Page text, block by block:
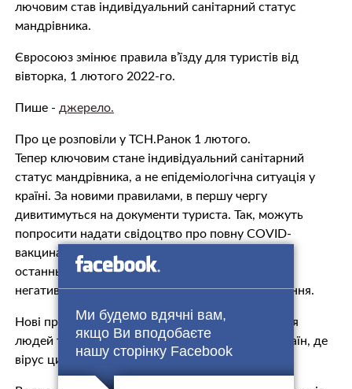
Ми будемо вдячні вам,
якщо Ви вподобаєте
нашу сторінку Facebook
лючовим став індивідуальний санітарний статус
мандрівника.
Євросоюз змінює правила в’їзду для туристів від
вівторка, 1 лютого 2022-го.
Пише - джерело.
Про це розповіли у ТСН.Ранок 1 лютого.
Тепер ключовим стане індивідуальний санітарний
статус мандрівника, а не епідеміологічна ситуація у
країні. За новими правилами, в першу чергу
дивитимуться на документи туриста. Так, можуть
попросити надати свідоцтво про повну COVID-
вакцинацію, про бустерну дозу (якщо від дня
останнього щеплення минуло понад 250 днів)
негативний ПЛР-тест або ж довідку про одужання.
Нові правила застосовуватимуть до пересування
людей територією ЄС, якщо вони приїхали з країн, де
вірус циркулює не на дуже високому рівні.